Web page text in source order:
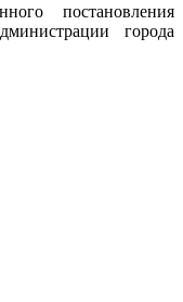
постановления
города